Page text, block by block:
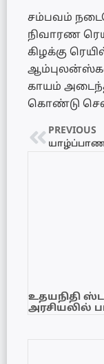
சம்பவம்
நிவாரண
கிழக்கு
காயம்
கொண்டு
PREVIOUS
உதயநிதி
அரசியலில்